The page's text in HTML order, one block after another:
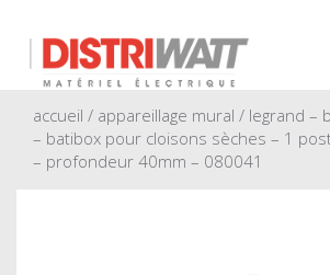
accueil / appareillage mural / legrand –
– batibox pour cloisons sèches – 1
– profondeur 40mm – 080041